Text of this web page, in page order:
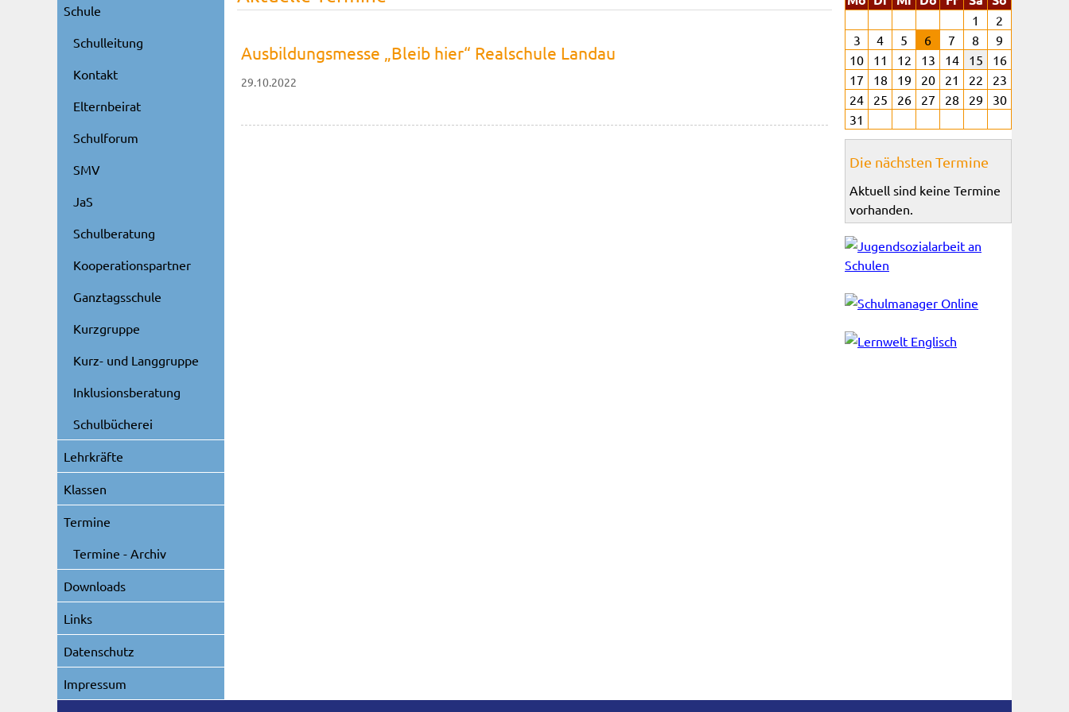
Ausbildungsmesse „Bleib hier“ Realschule Landau
29.10.2022
Schule
Schulleitung
Kontakt
Elternbeirat
Schulforum
SMV
JaS
Schulberatung
Kooperationspartner
Ganztagsschule
Kurzgruppe
Kurz- und Langgruppe
Inklusionsberatung
Schulbücherei
Lehrkräfte
Klassen
Termine
Termine - Archiv
Downloads
Links
Datenschutz
Impressum
1
2
3
4 5 6 7 8
9
10
11 12 13 14 15
16
17
18 19 20 21 22
23
24
25 26 27 28 29
30
31
Die nächsten Termine
Aktuell sind keine Termine
vorhanden.